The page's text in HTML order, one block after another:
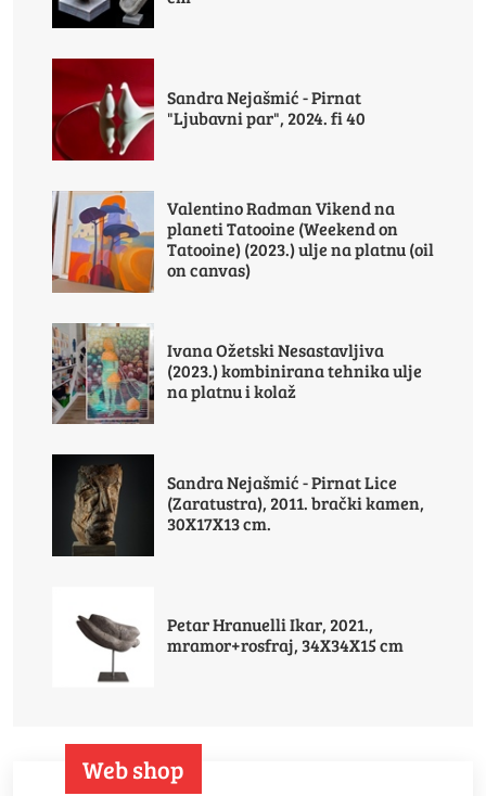
Sandra Nejašmić - Pirnat
"Ljubavni par", 2024. fi 40
Valentino Radman Vikend na
planeti Tatooine (Weekend on
Tatooine) (2023.) ulje na platnu (oil
on canvas)
Ivana Ožetski Nesastavljiva
(2023.) kombinirana tehnika ulje
na platnu i kolaž
Sandra Nejašmić - Pirnat Lice
(Zaratustra), 2011. brački kamen,
30X17X13 cm.
Petar Hranuelli Ikar, 2021.,
mramor+rosfraj, 34X34X15 cm
Web shop